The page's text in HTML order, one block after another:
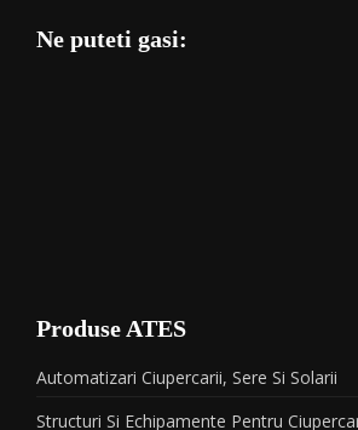
Ne puteti gasi:
Produse ATES
Automatizari Ciupercarii, Sere Si Solarii
Structuri Si Echipamente Pentru